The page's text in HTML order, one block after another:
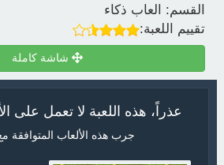
القسم:
العاب ذكاء
تقييم اللعبة:
شاشة كاملة
عذراً، هذه اللعبة لا تعمل على
جرب هذه الألعاب المتوافقة